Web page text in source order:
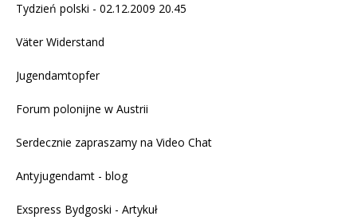
Tydzień polski - 02.12.2009 20.45
Väter Widerstand
Jugendamtopfer
Forum polonijne w Austrii
Serdecznie zapraszamy na Video Chat
Antyjugendamt - blog
Exspress Bydgoski - Artykuł